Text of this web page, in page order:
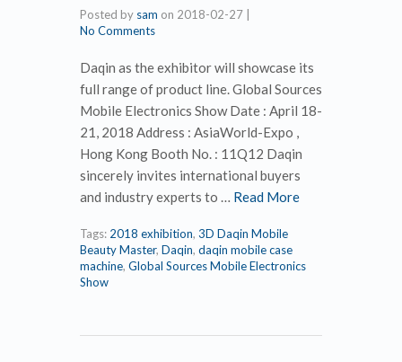
Posted by sam on 2018-02-27
No Comments
Daqin as the exhibitor will showcase its
full range of product line. Global Sources
Mobile Electronics Show Date : April 18-
21, 2018 Address : AsiaWorld-Expo ,
Hong Kong Booth No. : 11Q12 Daqin
sincerely invites international buyers
and industry experts to … Read More
Tags: 2018 exhibition, 3D Daqin Mobile
Beauty Master, Daqin, daqin mobile case
machine, Global Sources Mobile Electronics
Show